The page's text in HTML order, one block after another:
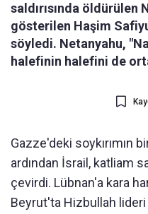
saldırısında öldürülen
gösterilen Haşim
söyledi. Netanyahu,
halefinin halefini de
Gazze'deki soykırımın
ardından İsrail, katliam
çevirdi. Lübnan'a kara
Beyrut'ta Hizbullah